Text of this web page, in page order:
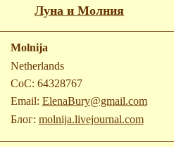
Луна и Молния
Molnija
Netherlands
CoC: 64328767
Email: ElenaBury@gmail.com
Блог: molnija.livejournal.com